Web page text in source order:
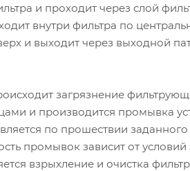
и проходит через слой
внутри фильтра по
и выходит через выходной
загрязнение
и производится промывка
по прошествии
промывок зависит от условий
взрыхление и очистка